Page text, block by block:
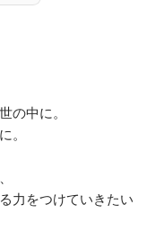
の中に。
。
力をつけていきたい